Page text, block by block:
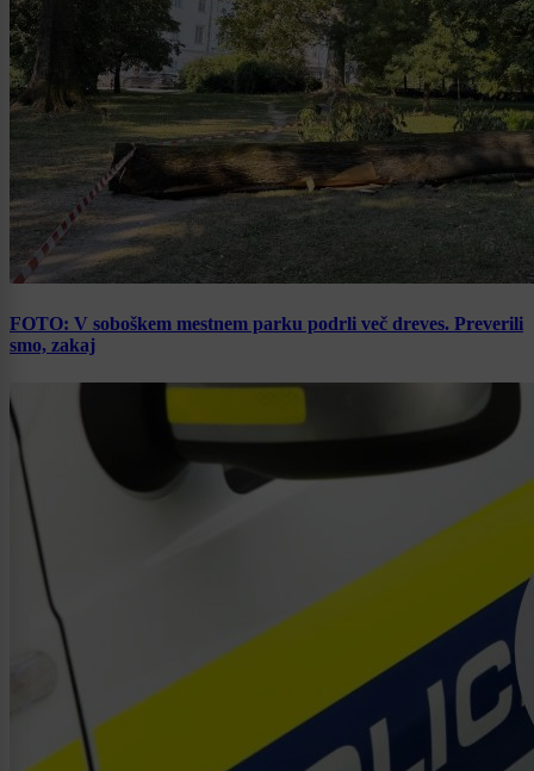
FOTO: V soboškem mestnem parku podrli več dreves. Preverili
smo, zakaj